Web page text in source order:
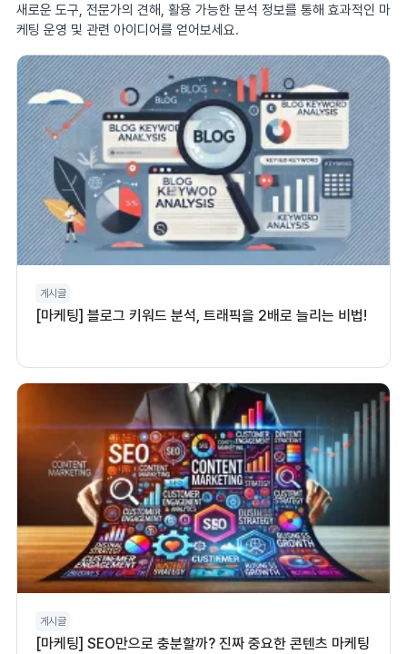
새로운 도구, 전문가의 견해, 활용 가능한 분석 정보를 통해 효과적인 마
케팅 운영 및 관련 아이디어를 얻어보세요.
게시글
[마케팅] 블로그 키워드 분석, 트래픽을 2배로 늘리는 비법!
게시글
[마케팅] SEO만으로 충분할까? 진짜 중요한 콘텐츠 마케팅